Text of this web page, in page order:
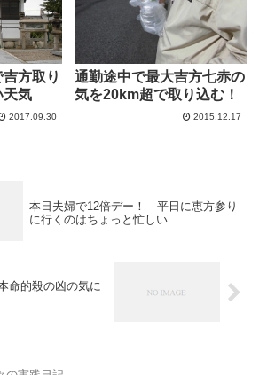
方取り
天気
2017.09.30
通勤途中で最大吉方七赤の
気を20km超で取り込む！
2015.12.17
本日夫婦で12倍デー！ 平日に恵方参り
に行くのはちょっと忙しい
命的殺の凶の気に